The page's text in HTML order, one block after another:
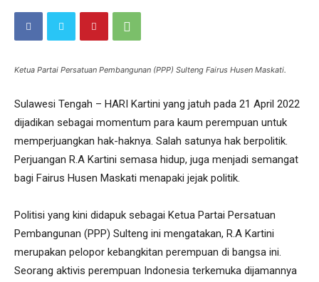
Ketua Partai Persatuan Pembangunan (PPP) Sulteng Fairus Husen Maskati.
Sulawesi Tengah – HARI Kartini yang jatuh pada 21 April 2022
dijadikan sebagai momentum para kaum perempuan untuk
memperjuangkan hak-haknya. Salah satunya hak berpolitik.
Perjuangan R.A Kartini semasa hidup, juga menjadi semangat
bagi Fairus Husen Maskati menapaki jejak politik.
Politisi yang kini didapuk sebagai Ketua Partai Persatuan
Pembangunan (PPP) Sulteng ini mengatakan, R.A Kartini
merupakan pelopor kebangkitan perempuan di bangsa ini.
Seorang aktivis perempuan Indonesia terkemuka dijamannya